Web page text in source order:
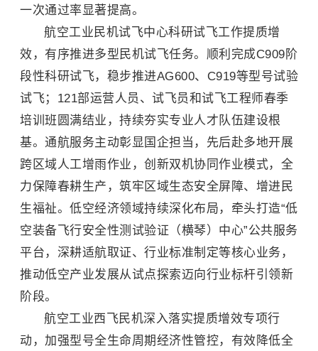
一次通过率显著提高。
航空工业民机试飞中心科研试飞工作提质增
效，有序推进多型民机试飞任务。顺利完成C909阶
段性科研试飞，稳步推进AG600、C919等型号试验
试飞；121部运营人员、试飞员和试飞工程师春季
培训班圆满结业，持续夯实专业人才队伍建设根
基。通航服务主动彰显国企担当，先后赴多地开展
跨区域人工增雨作业，创新双机协同作业模式，全
力保障春耕生产，筑牢区域生态安全屏障、增进民
生福祉。低空经济领域持续深化布局，牵头打造“低
空装备飞行安全性测试验证（横琴）中心”公共服务
平台，深耕适航取证、行业标准制定等核心业务，
推动低空产业发展从试点探索迈向行业标杆引领新
阶段。
航空工业西飞民机深入落实提质增效专项行
动，加强型号全生命周期经济性管控，有效降低全